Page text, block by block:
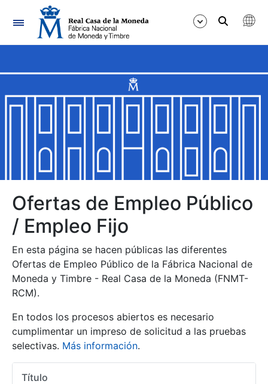
Navegación
Mostrar/Ocultar
Mostrar/Ocultar
Mostrar/Ocultar
Mostrar/Ocultar
Mostrar/Ocultar
Ofertas de Empleo Público
/ Empleo Fijo
En esta página se hacen públicas las diferentes
Ofertas de Empleo Público de la Fábrica Nacional de
Moneda y Timbre - Real Casa de la Moneda (FNMT-
RCM).
En todos los procesos abiertos es necesario
cumplimentar un impreso de solicitud a las pruebas
selectivas. Más información.
Título